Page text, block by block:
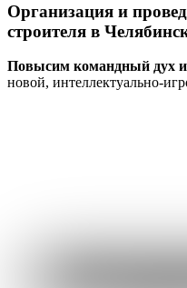
Организация и
строителя в
Повысим командный дух
новой, интеллектуально-